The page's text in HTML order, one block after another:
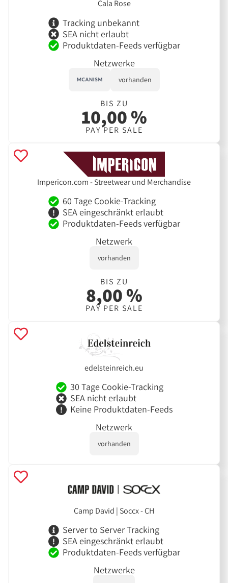
Cala Rose
Tracking unbekannt
SEA nicht erlaubt
Produktdaten-Feeds verfügbar
Netzwerke
vorhanden
BIS ZU
10,00 %
PAY PER SALE
Impericon.com - Streetwear und Merchandise
60 Tage Cookie-Tracking
SEA eingeschränkt erlaubt
Produktdaten-Feeds verfügbar
Netzwerk
vorhanden
BIS ZU
8,00 %
PAY PER SALE
edelsteinreich.eu
30 Tage Cookie-Tracking
SEA nicht erlaubt
Keine Produktdaten-Feeds
Netzwerk
vorhanden
Camp David | Soccx - CH
Server to Server Tracking
SEA eingeschränkt erlaubt
Produktdaten-Feeds verfügbar
Netzwerke